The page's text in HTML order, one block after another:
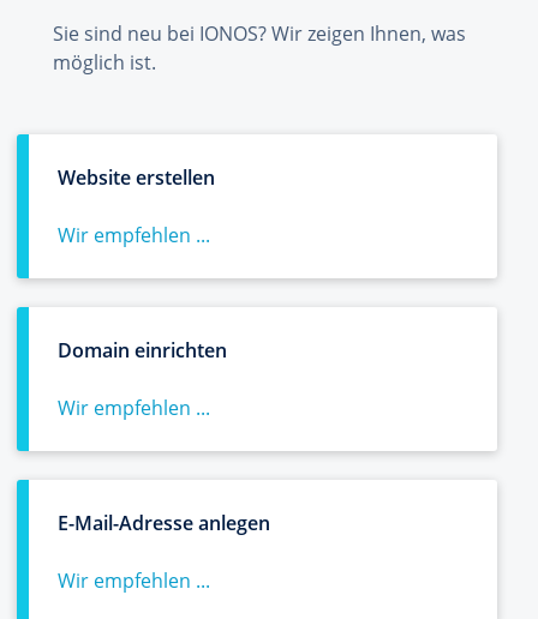
Sie sind neu bei IONOS? Wir zeigen Ihnen, was
möglich ist.
Website erstellen
Wir empfehlen ...
Domain einrichten
Wir empfehlen ...
E-Mail-Adresse anlegen
Wir empfehlen ...